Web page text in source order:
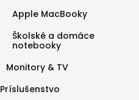
Apple MacBooky
Školské a domáce
notebooky
Monitory & TV
Príslušenstvo